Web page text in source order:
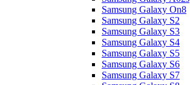
Samsung Galaxy On8
Samsung Galaxy S2
Samsung Galaxy S3
Samsung Galaxy S4
Samsung Galaxy S5
Samsung Galaxy S6
Samsung Galaxy S7